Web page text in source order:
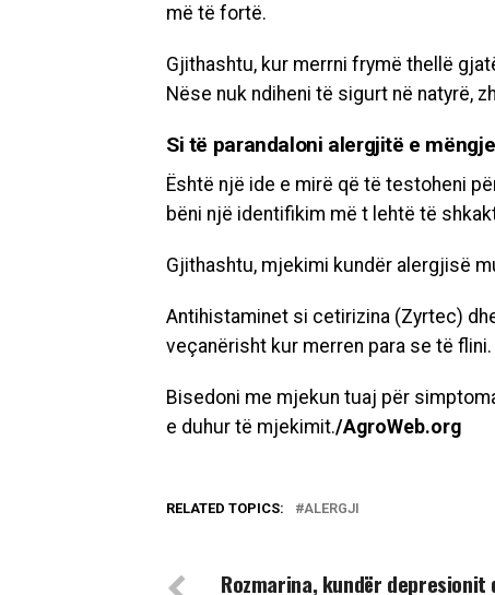
më të fortë.
Gjithashtu, kur merrni frymë thellë
Nëse nuk ndiheni të sigurt në natyrë,
Si të parandaloni alergjitë e
Është një ide e mirë që të testoheni
bëni një identifikim më t lehtë të
Gjithashtu, mjekimi kundër alergjisë
Antihistaminet si cetirizina (Zyrtec)
veçanërisht kur merren para se të flini.
Bisedoni me mjekun tuaj për
e duhur të mjekimit./AgroWeb.org
RELATED TOPICS: ALERGJI
Rozmarina, kundër depresionit